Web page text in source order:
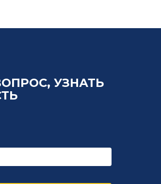
УЗНАТЬ